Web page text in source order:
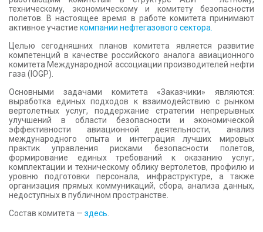
техническому, экономическому и комитету безопасности
полетов. В настоящее время в работе комитета принимают
активное участие компании нефтегазового сектора.
Целью сегодняшних планов комитета является развитие
компетенций в качестве российского аналога авиационного
комитета Международной ассоциации производителей нефти
газа (IOGP).
Основными задачами комитета «Заказчики» являются:
выработка единых подходов к взаимодействию с рынком
вертолетных услуг, поддержание стратегии непрерывных
улучшений в области безопасности и экономической
эффективности авиационной деятельности, анализ
международного опыта и интеграция лучших мировых
практик управления рисками безопасности полетов,
формирование единых требований к оказанию услуг,
комплектации и техническому облику вертолетов, профилю и
уровню подготовки персонала, инфраструктуре, а также
организация прямых коммуникаций, сбора, анализа данных,
недоступных в публичном пространстве.
Состав комитета — здесь